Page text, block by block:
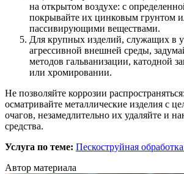
на открытом воздухе: с
покрывайте их цинковым грунтом
пассивирующими веществами.
Для крупных изделий, служащих в
агрессивной внешней среды,
методов гальванизации, катодной
или хромировании.
Не позволяйте коррозии
осматривайте металлические изделия с
очагов, незамедлительно их удаляйте и
средства.
Услуга по теме: Пескоструйная
Автор материала